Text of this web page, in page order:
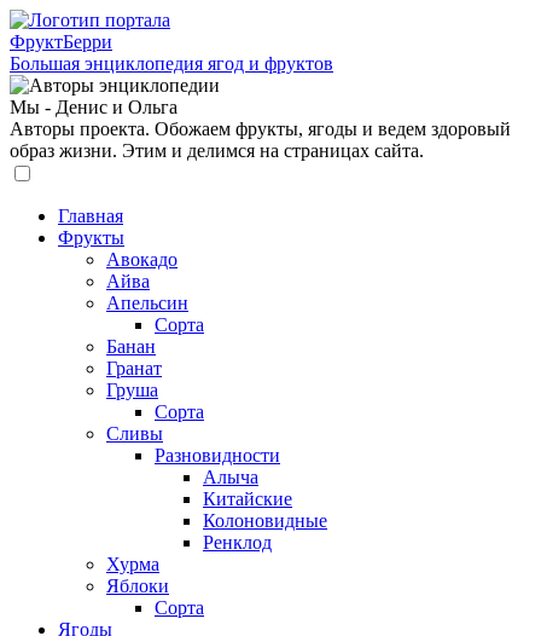
ФруктБерри
Большая энциклопедия ягод и фруктов
Мы - Денис и Ольга
Авторы проекта. Обожаем фрукты, ягоды и ведем здоровый
образ жизни. Этим и делимся на страницах сайта.
Главная
Фрукты
Авокадо
Айва
Апельсин
Сорта
Банан
Гранат
Груша
Сорта
Сливы
Разновидности
Алыча
Китайские
Колоновидные
Ренклод
Хурма
Яблоки
Сорта
Ягоды